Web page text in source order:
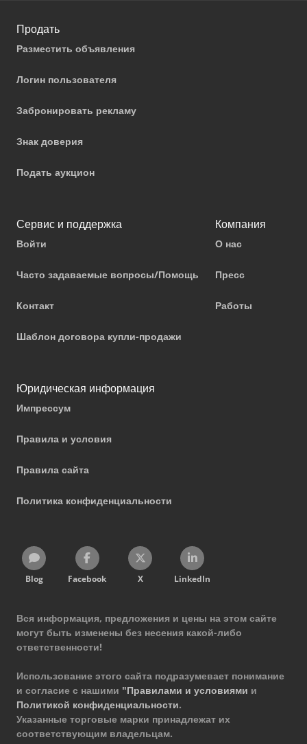
Продать
Разместить объявления
Логин пользователя
Забронировать рекламу
Знак доверия
Подать аукцион
Сервис и поддержка
Войти
Часто задаваемые вопросы/Помощь
Контакт
Шаблон договора купли-продажи
Компания
О нас
Пресс
Работы
Юридическая информация
Импрессум
Правила и условия
Правила сайта
Политика конфиденциальности
Blog Facebook X LinkedIn
Вся информация, предложения и цены на этом сайте
могут быть изменены без несения какой-либо
ответственности!
Использование этого сайта подразумевает понимание
и согласие с нашими "Правилами и условиями и
Политикой конфиденциальности.
Указанные торговые марки принадлежат их
соответствующим владельцам.